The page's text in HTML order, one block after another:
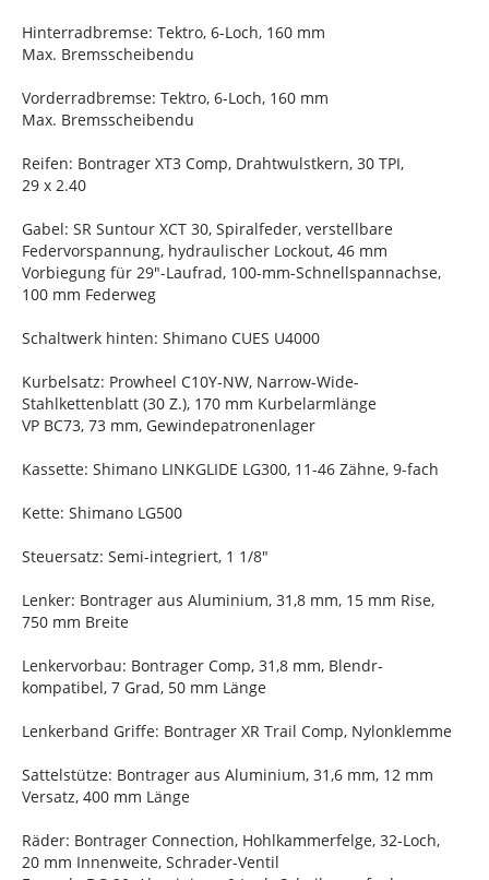
Hinterradbremse: Tektro, 6-Loch, 160 mm
Max. Bremsscheibendu
Vorderradbremse: Tektro, 6-Loch, 160 mm
Max. Bremsscheibendu
Reifen: Bontrager XT3 Comp, Drahtwulstkern, 30 TPI,
29 x 2.40
Gabel: SR Suntour XCT 30, Spiralfeder, verstellbare
Federvorspannung, hydraulischer Lockout, 46 mm
Vorbiegung für 29"-Laufrad, 100-mm-Schnellspannachse,
100 mm Federweg
Schaltwerk hinten: Shimano CUES U4000
Kurbelsatz: Prowheel C10Y-NW, Narrow-Wide-
Stahlkettenblatt (30 Z.), 170 mm Kurbelarmlänge
VP BC73, 73 mm, Gewindepatronenlager
Kassette: Shimano LINKGLIDE LG300, 11-46 Zähne, 9-fach
Kette: Shimano LG500
Steuersatz: Semi-integriert, 1 1/8"
Lenker: Bontrager aus Aluminium, 31,8 mm, 15 mm Rise,
750 mm Breite
Lenkervorbau: Bontrager Comp, 31,8 mm, Blendr-
kompatibel, 7 Grad, 50 mm Länge
Lenkerband Griffe: Bontrager XR Trail Comp, Nylonklemme
Sattelstütze: Bontrager aus Aluminium, 31,6 mm, 12 mm
Versatz, 400 mm Länge
Räder: Bontrager Connection, Hohlkammerfelge, 32-Loch,
20 mm Innenweite, Schrader-Ventil